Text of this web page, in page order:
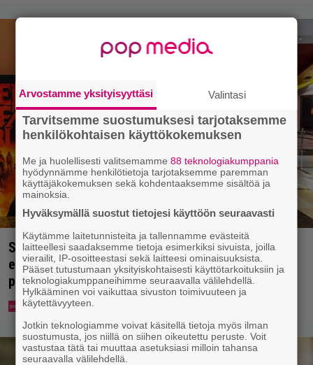
Spider-Man-näytös päättyi kaaokseen – koko
elokuvateatteri tyhjeni yhden katsojan pahojen
pierujen vuoksi
Arvostamme yksityisyyttäsi Valintasi
Tarvitsemme suostumuksesi tarjotaksemme
henkilökohtaisen käyttökokemuksen
Me ja huolellisesti valitsemamme88 teknologiakumppania
hyödynnämme henkilötietoja tarjotaksemme paremman
käyttäjäkokemuksen sekä kohdentaaksemme sisältöä ja
mainoksia.
Hyväksymällä suostut tietojesi käyttöön seuraavasti
Käytämme laitetunnisteita ja tallennamme evästeitä
laitteellesi saadaksemme tietoja esimerkiksi sivuista, joilla
vierailit, IP-osoitteestasi sekä laitteesi ominaisuuksista.
Pääset tutustumaan yksityiskohtaisesti käyttötarkoituksiin ja
teknologiakumppaneihimme seuraavalla välilehdellä.
Hylkääminen voi vaikuttaa sivuston toimivuuteen ja
käytettävyyteen.
Jotkin teknologiamme voivat käsitellä tietoja myös ilman
suostumusta, jos niillä on siihen oikeutettu peruste. Voit
vastustaa tätä tai muuttaa asetuksiasi milloin tahansa
seuraavalla välilehdellä.